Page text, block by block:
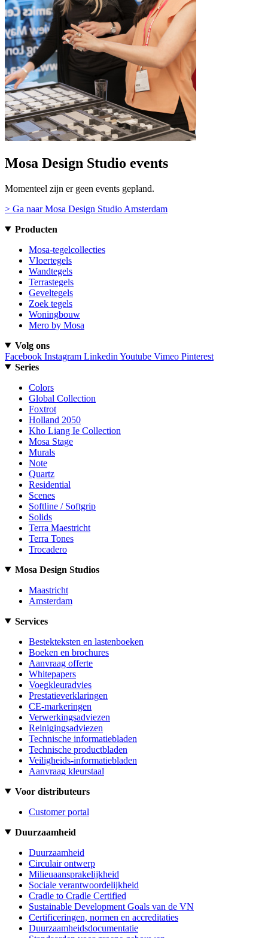
Mosa Design Studio events
Momenteel zijn er geen events gepland.
> Ga naar Mosa Design Studio Amsterdam
Producten
Mosa-tegelcollecties
Vloertegels
Wandtegels
Terrastegels
Geveltegels
Zoek tegels
Woningbouw
Mero by Mosa
Volg ons
Facebook Instagram Linkedin Youtube Vimeo Pinterest
Series
Colors
Global Collection
Foxtrot
Holland 2050
Kho Liang Ie Collection
Mosa Stage
Murals
Note
Quartz
Residential
Scenes
Softline / Softgrip
Solids
Terra Maestricht
Terra Tones
Trocadero
Mosa Design Studios
Maastricht
Amsterdam
Services
Bestekteksten en lastenboeken
Boeken en brochures
Aanvraag offerte
Whitepapers
Voegkleuradvies
Prestatieverklaringen
CE-markeringen
Verwerkingsadviezen
Reinigingsadviezen
Technische informatiebladen
Technische productbladen
Veiligheids-informatiebladen
Aanvraag kleurstaal
Voor distributeurs
Customer portal
Duurzaamheid
Duurzaamheid
Circulair ontwerp
Milieuaansprakelijkheid
Sociale verantwoordelijkheid
Cradle to Cradle Certified
Sustainable Development Goals van de VN
Certificeringen, normen en accreditaties
Duurzaamheidsdocumentatie